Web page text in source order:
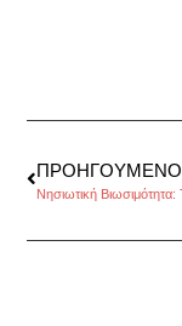
ΠΡΟΗΓΟΎΜΕΝΟ